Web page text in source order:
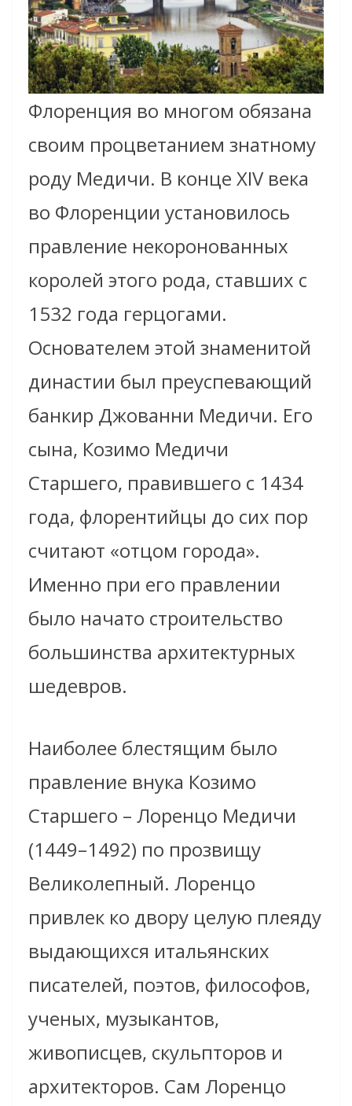
Флоренция во многом обязана
своим процветанием знатному
роду Медичи. В конце XIV века
во Флоренции установилось
правление некоронованных
королей этого рода, ставших с
1532 года герцогами.
Основателем этой знаменитой
династии был преуспевающий
банкир Джованни Медичи. Его
сына, Козимо Медичи
Старшего, правившего с 1434
года, флорентийцы до сих пор
считают «отцом города».
Именно при его правлении
было начато строительство
большинства архитектурных
шедевров.
Наиболее блестящим было
правление внука Козимо
Старшего – Лоренцо Медичи
(1449–1492) по прозвищу
Великолепный. Лоренцо
привлек ко двору целую плеяду
выдающихся итальянских
писателей, поэтов, философов,
ученых, музыкантов,
живописцев, скульпторов и
архитекторов. Сам Лоренцо